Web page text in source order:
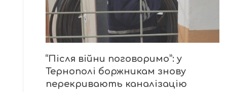
“Після війни поговоримо”: у
Тернополі боржникам знову
перекривають каналізацію